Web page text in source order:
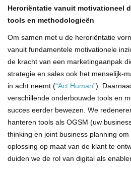
Heroriëntatie vanuit motivationeel
tools en methodologieën
Om samen met u de heroriëntatie
vanuit fundamentele motivationele
de kracht van een marketingaanpak
strategie en sales ook het menselijk-
in acht neemt (“Act Human”).
verschillende onderbouwde tools en
succes eerder bewezen. We
hanteren tools als OGSM (uw
thinking en joint business planning
oplossing op maat van de klant te
duiden we de rol van digital als